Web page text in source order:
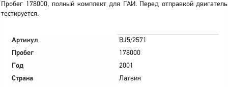
Пробег 178000, полный комплект для ГАИ. Перед отправкой двигатель
тестируется.
Артикул
BJ5/2571
Пробег
178000
Год
2001
Страна
Латвия